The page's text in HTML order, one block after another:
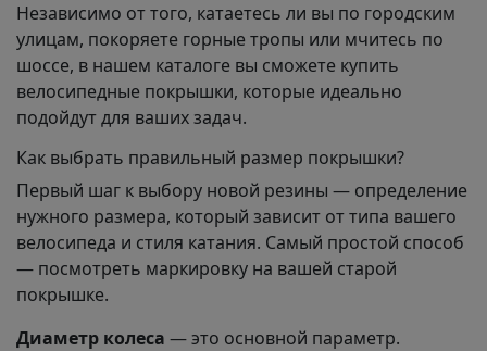
Независимо от того, катаетесь ли вы по городским
улицам, покоряете горные тропы или мчитесь по
шоссе, в нашем каталоге вы сможете купить
велосипедные покрышки, которые идеально
подойдут для ваших задач.
Как выбрать правильный размер покрышки?
Первый шаг к выбору новой резины — определение
нужного размера, который зависит от типа вашего
велосипеда и стиля катания. Самый простой способ
— посмотреть маркировку на вашей старой
покрышке.
Диаметр колеса — это основной параметр.